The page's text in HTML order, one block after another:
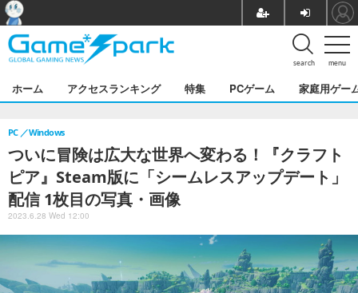
menu
search
ホーム アクセスランキング 特集 PCゲーム 家庭用ゲー
ついに冒険は広大な世界へ変わる！『クラフト
ピア』Steam版に「シームレスアップデート」
配信 1枚目の写真・画像
PC Windows
2023.6.28 Wed 12:00